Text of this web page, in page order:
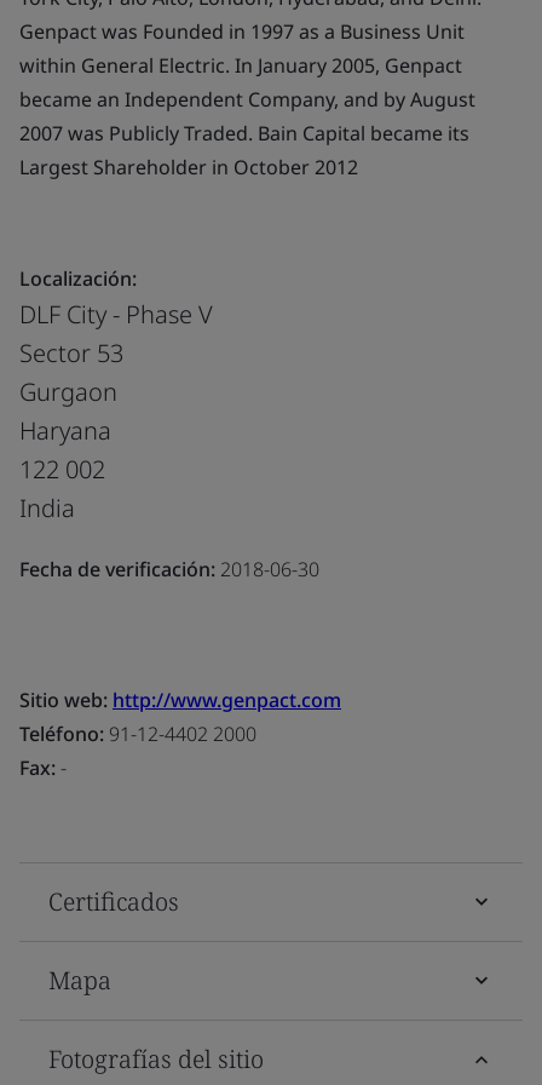
Genpact was Founded in 1997 as a Business Unit
within General Electric. In January 2005, Genpact
became an Independent Company, and by August
2007 was Publicly Traded. Bain Capital became its
Largest Shareholder in October 2012
Localización:
DLF City - Phase V
Sector 53
Gurgaon
Haryana
122 002
India
Fecha de verificación: 2018-06-30
Sitio web: http://www.genpact.com
Teléfono: 91-12-4402 2000
Fax:-
Certificados
Mapa
Fotografías del sitio